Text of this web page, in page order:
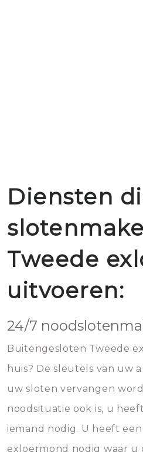
Diensten
Tweede
uitvoeren:
24/7
Buitengesloten Tweede
huis? De sleutels van uw
uw sloten vervangen
noodsituatie ook is, u
iemand nodig. U heeft
exloermond nodig waar